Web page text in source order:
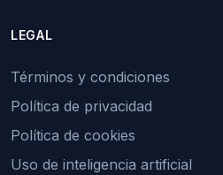
LEGAL
Términos y condiciones
Política de privacidad
Política de cookies
Uso de inteligencia artificial